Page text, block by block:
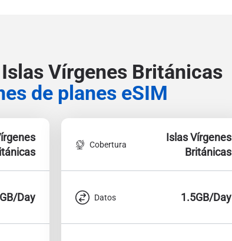
Vírgenes Británicas
de planes eSIM
Day
Cobertura
Islas Vírgenes
Británicas
Datos 1.5GB/Day